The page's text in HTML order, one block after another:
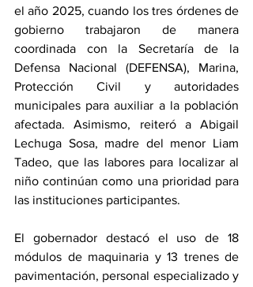
el año 2025, cuando los tres órdenes de
gobierno trabajaron de manera
coordinada con la Secretaría de la
Defensa Nacional (DEFENSA), Marina,
Protección Civil y autoridades
municipales para auxiliar a la población
afectada. Asimismo, reiteró a Abigail
Lechuga Sosa, madre del menor Liam
Tadeo, que las labores para localizar al
niño continúan como una prioridad para
las instituciones participantes.
El gobernador destacó el uso de 18
módulos de maquinaria y 13 trenes de
pavimentación, personal especializado y